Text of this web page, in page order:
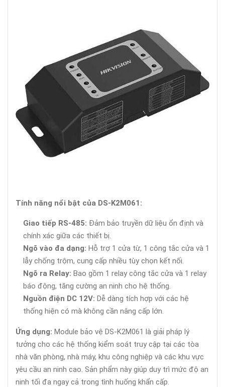
Tính năng nổi bật của DS-K2M061:
Giao tiếp RS-485: Đảm bảo truyền dữ liệu ổn định và
chính xác giữa các thiết bị.
Ngõ vào đa dạng: Hỗ trợ 1 cửa từ, 1 công tắc cửa và 1
lẫy chống trộm, cung cấp nhiều tùy chọn kết nối.
Ngõ ra Relay: Bao gồm 1 relay công tắc cửa và 1 relay
báo động, tăng cường an ninh cho hệ thống.
Nguồn điện DC 12V: Dễ dàng tích hợp với các hệ
thống hiện có mà không cần nâng cấp lớn.
Ứng dụng: Module bảo vệ DS-K2M061 là giải pháp lý
tưởng cho các hệ thống kiểm soát truy cập tại các tòa
nhà văn phòng, nhà máy, khu công nghiệp và các khu vực
yêu cầu an ninh cao. Sản phẩm này giúp duy trì mức độ an
ninh tối đa ngay cả trong tình huống khẩn cấp.